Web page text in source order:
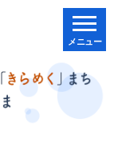
メニュー